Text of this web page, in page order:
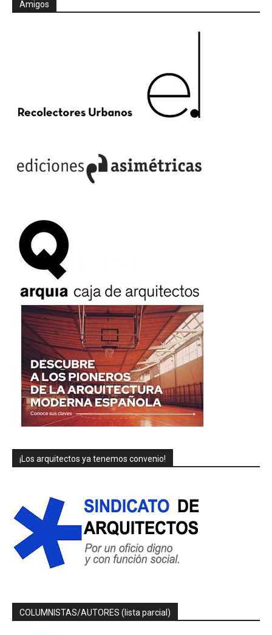
Amigos
¡Los arquitectos ya tenemos convenio!
COLUMNISTAS/AUTORES (lista parcial)